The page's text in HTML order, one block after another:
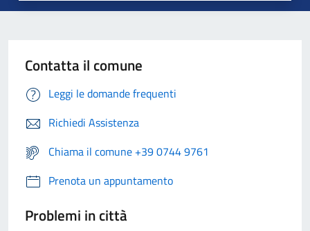
Contatta il comune
Leggi le domande frequenti
Richiedi Assistenza
Chiama il comune +39 0744 9761
Prenota un appuntamento
Problemi in città